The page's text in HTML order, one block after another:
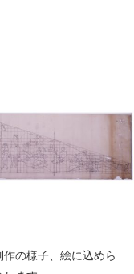
の様子、絵に込めら